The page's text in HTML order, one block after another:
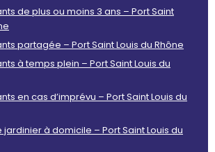
de plus ou moins 3 ans – Port Saint
partagée – Port Saint Louis du Rhône
à temps plein – Port Saint Louis du
en cas d’imprévu – Port Saint Louis du
à domicile – Port Saint Louis du